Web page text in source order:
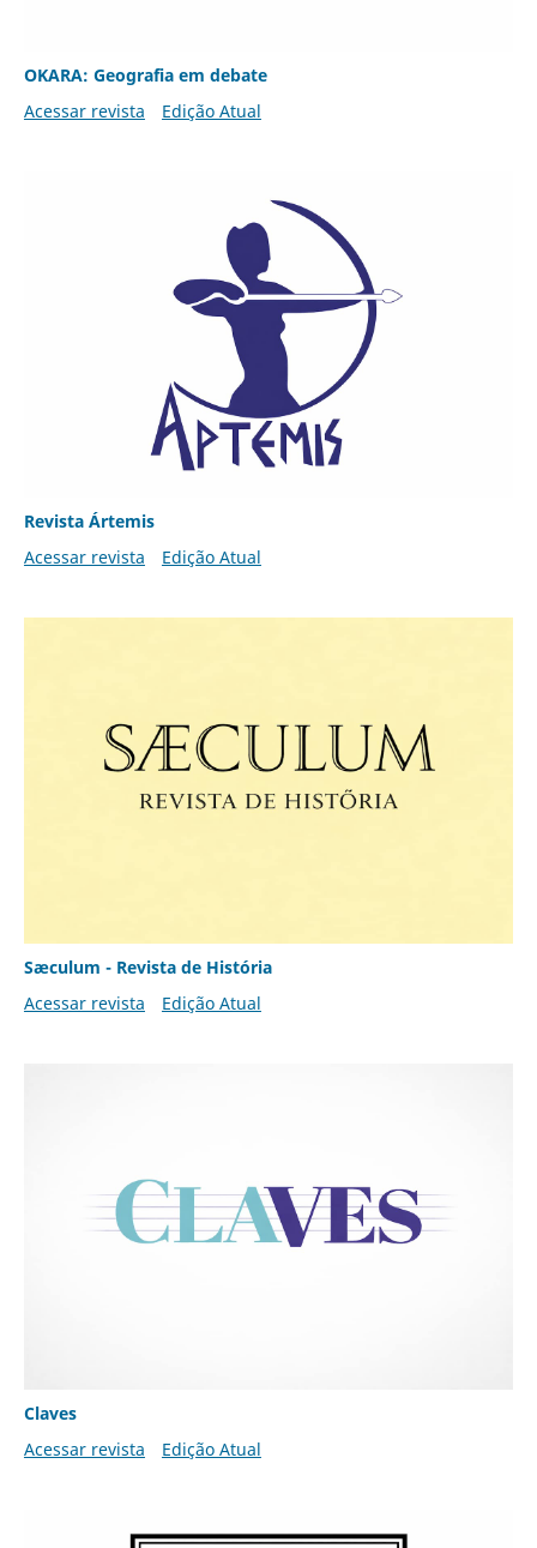
OKARA: Geografia em debate
Acessar revista
Edição Atual
Revista Ártemis
Acessar revista
Edição Atual
Sæculum - Revista de História
Acessar revista
Edição Atual
Claves
Acessar revista
Edição Atual